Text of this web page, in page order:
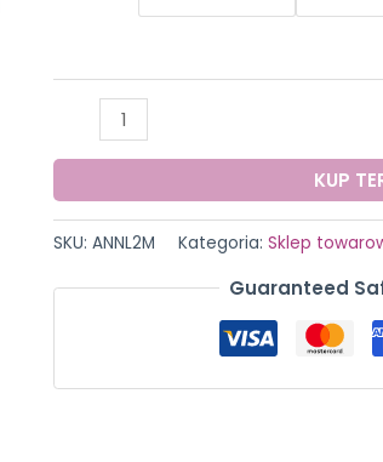
Grubościomierz
20mm
KUP
SKU:ANNL2M Kategoria:Sklep
Guaranteed